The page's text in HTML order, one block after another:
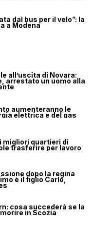
dal bus per il velo”: la
a Modena
all’uscita di Novara:
arrestato un uomo alla
aumenteranno le
elettrica e del gas
migliori quartieri di
trasferire per lavoro
dopo la regina
è il figlio Carlo,
cosa succederà se la
in Scozia